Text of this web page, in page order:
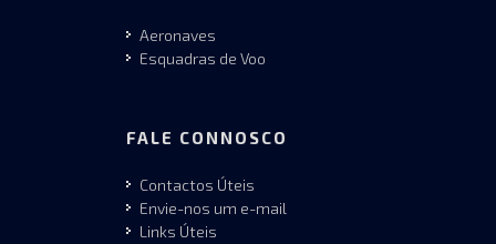
Aeronaves
Esquadras de Voo
FALE CONNOSCO
Contactos Úteis
Envie-nos um e-mail
Links Úteis